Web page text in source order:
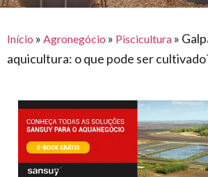
eventos
para
agronegócio
toldos
construção
civil
mercado
automotivo
móveis,
e logística
armazenagem
lonas
de
caminhoneiro
Início » Agronegócio » Piscicultura »
aquicultura: o que pode ser